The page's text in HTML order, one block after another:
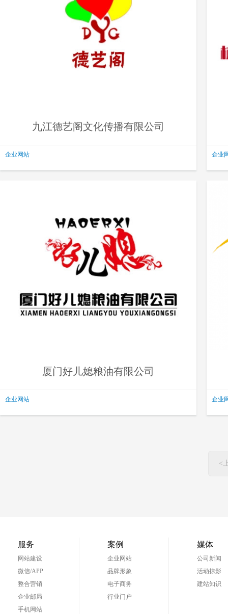
九江德艺阁文化传播有限公司
企业网站 企业
厦门好儿媳粮油有限公司
企业网站 企业
<
服务
网站建设
微信/APP
整合营销
企业邮局
手机网站
案例
企业网站
品牌形象
电子商务
行业门户
媒体
公司新闻
活动掠影
建站知识